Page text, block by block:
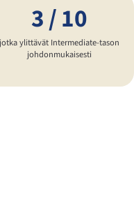
3 / 10
jotka ylittävät Intermediate-tason
johdonmukaisesti